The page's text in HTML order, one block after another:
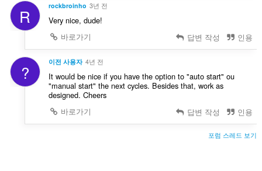
R rockbroinho 3년 전
Very nice, dude!
바로가기
답변 작성 인용
? 이전 사용자 4년 전
It would be nice if you have the option to "auto start" ou
"manual start" the next cycles. Besides that, work as
designed. Cheers
바로가기
답변 작성 인용
포럼 스레드 보기